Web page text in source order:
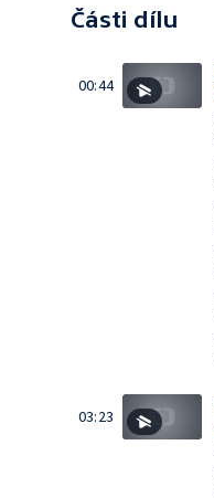
Části dílu
00:44
03:23